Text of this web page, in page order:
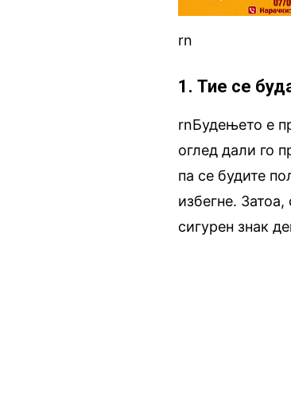
rn
1. Тие се
rnБудењето е
оглед дали го
па се будите
избегне.
сигурен знак